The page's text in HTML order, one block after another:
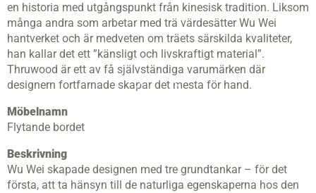
en historia med utgångspunkt från kinesisk tradition. Liksom
många andra som arbetar med trä värdesätter Wu Wei
hantverket och är medveten om träets särskilda kvaliteter,
han kallar det ett ”känsligt och livskraftigt material”.
Thruwood är ett av få självständiga varumärken där
designern fortfarnade skapar det mesta för hand.
Möbelnamn
Flytande bordet
Beskrivning
Wu Wei skapade designen med tre grundtankar – för det
första, att ta hänsyn till de naturliga egenskaperna hos den